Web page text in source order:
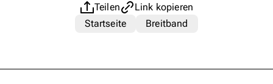
Teilen
Link kopieren
Startseite
Breitband